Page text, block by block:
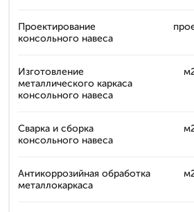
Проектирование
консольного навеса
Изготовление
металлического каркаса
консольного навеса
Сварка и сборка
консольного навеса
Антикоррозийная обработка
металлокаркаса